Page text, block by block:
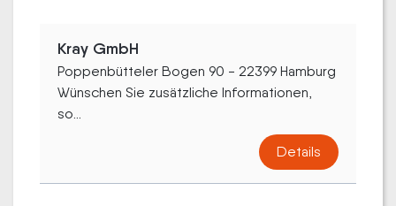
Kray GmbH
Poppenbütteler Bogen 90 - 22399 Hamburg
Wünschen Sie zusätzliche Informationen,
so...
Details